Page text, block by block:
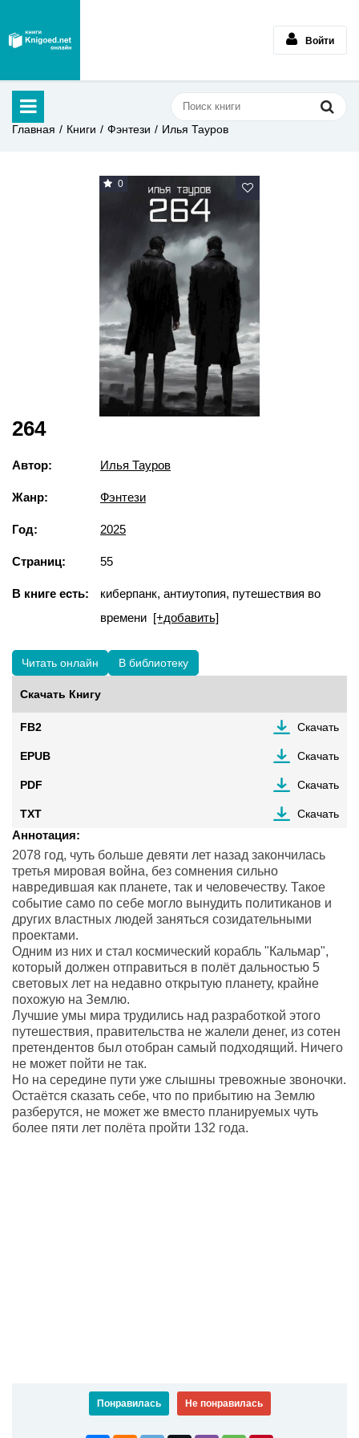
Войти
Главная Книги Фэнтези Илья Тауров
0
264
Автор: Илья Тауров
Жанр: Фэнтези
Год: 2025
Страниц: 55
В книге есть:
киберпанк, антиутопия, путешествия во
времени [+добавить]
Читать онлайн В библиотеку
Скачать Книгу
FB2 Скачать
EPUB Скачать
PDF Скачать
TXT Скачать
Аннотация:
2078 год, чуть больше девяти лет назад закончилась
третья мировая война, без сомнения сильно
навредившая как планете, так и человечеству. Такое
событие само по себе могло вынудить политиканов и
других властных людей заняться созидательными
проектами.
Одним из них и стал космический корабль "Кальмар",
который должен отправиться в полёт дальностью 5
световых лет на недавно открытую планету, крайне
похожую на Землю.
Лучшие умы мира трудились над разработкой этого
путешествия, правительства не жалели денег, из сотен
претендентов был отобран самый подходящий. Ничего
не может пойти не так.
Но на середине пути уже слышны тревожные звоночки.
Остаётся сказать себе, что по прибытию на Землю
разберутся, не может же вместо планируемых чуть
более пяти лет полёта пройти 132 года.
Понравилась Не понравилась